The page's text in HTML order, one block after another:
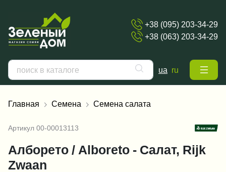
+38 (095) 203-34-29
+38 (063) 203-34-29
ua ru
Главная Семена Семена салата
Артикул 00-00013113
Алборето / Alboreto - Салат, Rijk
Zwaan